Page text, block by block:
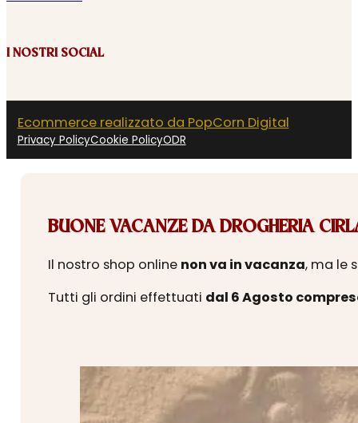
I NOSTRI SOCIAL
Ecommerce realizzato da PopCorn Digital
Privacy PolicyCookie PolicyODR
BUONE VACANZE DA DROGHERIA
Il nostro shop online non va in vacanza, ma le
Tutti gli ordini effettuati dal 6 Agosto